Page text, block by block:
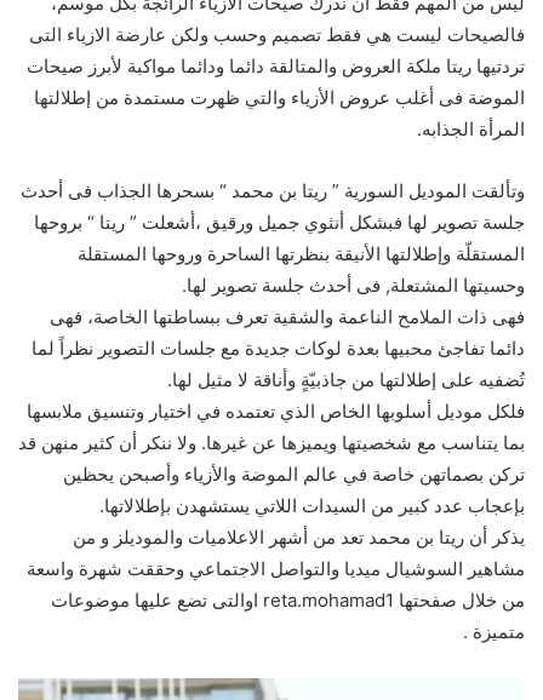
فالصيحات ليست هي فقط تصميم وحسب ولكن عارضة الازياء التى
تردتيها ريتا ملكة العروض والمتالقة دائما ودائما مواكبة لأبرز صيحات
الموضة فى أغلب عروض الأزياء والتي ظهرت مستمدة من إطلالتها
المرأة الجذابه.
وتألقت الموديل السورية ” ريتا بن محمد “ بسحرها الجذاب فى أحدث
جلسة تصوير لها فبشكل أنثوي جميل ورقيق ،أشعلت ” ريتا “ بروحها
المستقلّة وإطلالتها الأنيقة بنظرتها الساحرة وروحها المستقلة
وحسيتها المشتعلة, فى أحدث جلسة تصوير لها.
فهى ذات الملامح الناعمة والشقية تعرف ببساطتها الخاصة، فهى
دائما تفاجئ محبيها بعدة لوكات جديدة مع جلسات التصوير نظراً لما
تُضفيه على إطلالتها من جاذبيّةٍ وأناقة لا مثيل لها.
فلكل موديل أسلوبها الخاص الذي تعتمده في اختيار وتنسيق ملابسها
بما يتناسب مع شخصيتها ويميزها عن غيرها. ولا ننكر أن كثير منهن قد
تركن بصماتهن خاصة في عالم الموضة والأزياء وأصبحن يحظين
بإعجاب عدد كبير من السيدات اللاتي يستشهدن بإطلالاتها.
يذكر أن ريتا بن محمد تعد من أشهر الاعلاميات والموديلز و من
مشاهير السوشيال ميديا والتواصل الاجتماعي وحققت شهرة واسعة
من خلال صفحتها reta.mohamad1 اوالتى تضع عليها موضوعات
متميزة .